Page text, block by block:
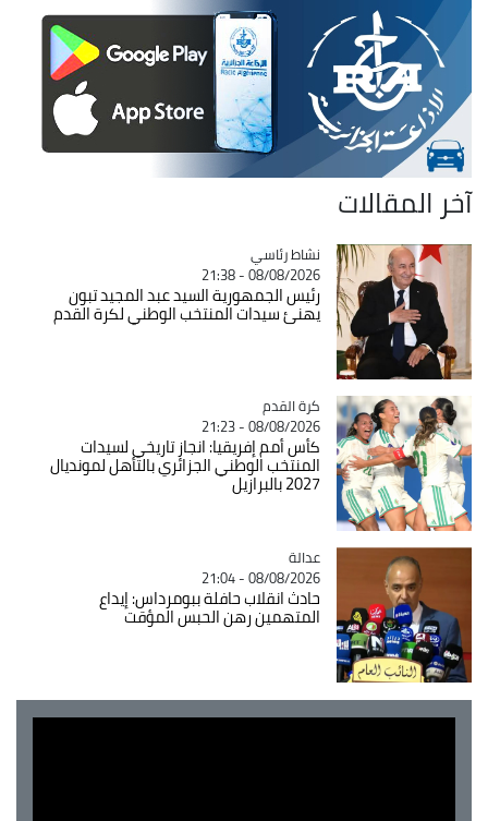
آخر المقالات
Catégorie
نشاط رئاسي
08/08/2026 - 21:38
رئيس الجمهورية السيد عبد المجيد تبون
يهنئ سيدات المنتخب الوطني لكرة القدم
Catégorie
كرة القدم
08/08/2026 - 21:23
كأس أمم إفريقيا: انجاز تاريخي لسيدات
المنتخب الوطني الجزائري بالتأهل لمونديال
2027 بالبرازيل
Catégorie
عدالة
08/08/2026 - 21:04
حادث انقلاب حافلة ببومرداس: إيداع
المتهمين رهن الحبس المؤقت